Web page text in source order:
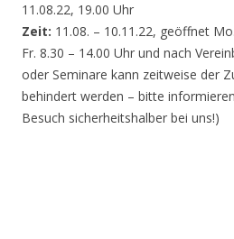
11.08.22, 19.00 Uhr
Zeit: 11.08. – 10.11.22, geöffnet
Fr. 8.30 – 14.00 Uhr und nach
oder Seminare kann zeitweise der
behindert werden – bitte
Besuch sicherheitshalber bei uns!)